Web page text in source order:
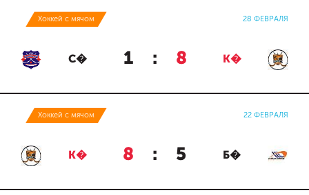
Хоккей с мячом 28 ФЕВРАЛЯ
С� 1 : 8 К�
Хоккей с мячом 22 ФЕВРАЛЯ
К� 8 : 5 Б�